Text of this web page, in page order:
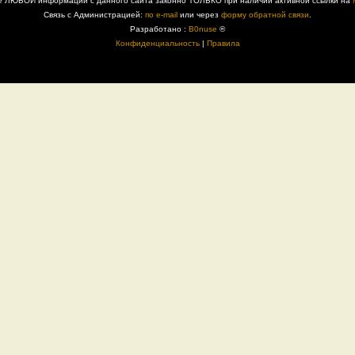
Связь с Администрацией: по e-mail или через форму обратной связи
Разработано : B0nuse ®
Конфиденциальность| Правила